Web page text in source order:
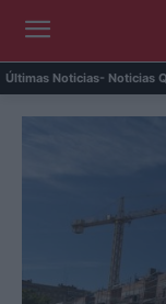
Últimas Noticias- Noticias
Récord de vacantes sin